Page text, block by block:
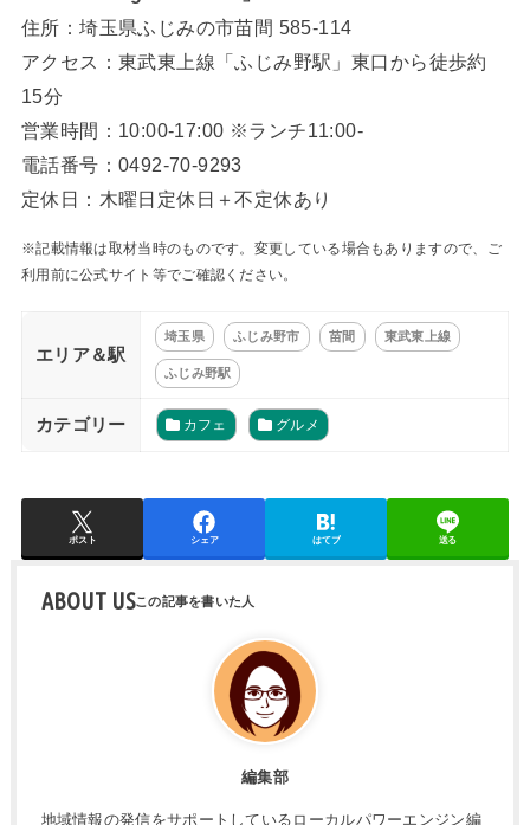
住所：埼玉県ふじみの市苗間 585-114
アクセス：東武東上線「ふじみ野駅」東口から徒歩約
15分
営業時間：10:00‐17:00 ※ランチ11:00‐
電話番号：0492-70-9293
定休日：木曜日定休日＋不定休あり
※記載情報は取材当時のものです。変更している場合もありますので、ご
利用前に公式サイト等でご確認ください。
エリア＆駅
埼玉県 ふじみ野市 苗間 東武東上線
ふじみ野駅
カテゴリー カフェ グルメ
ポスト シェア はてブ 送る
ABOUT US
編集部
地域情報の発信をサポートしているローカルパワーエンジン編